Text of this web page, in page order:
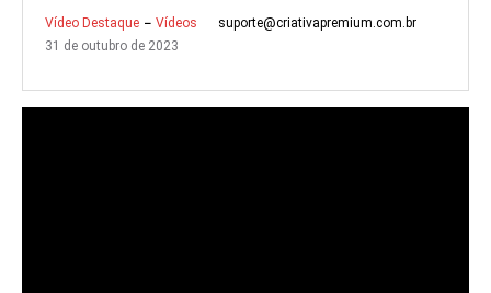
Vídeo Destaque Vídeos
suporte@criativapremium.com.br
31 de outubro de 2023